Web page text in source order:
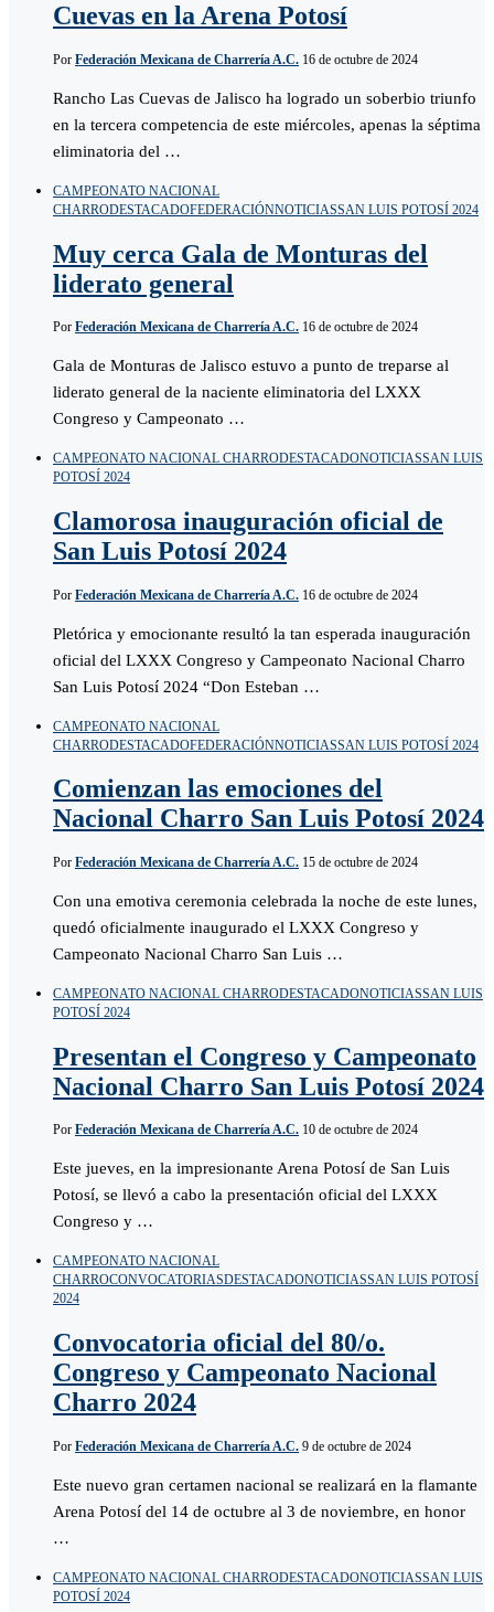
Cuevas en la Arena Potosí
Por Federación Mexicana de Charrería A.C. 16 de octubre de 2024
Rancho Las Cuevas de Jalisco ha logrado un soberbio triunfo
en la tercera competencia de este miércoles, apenas la séptima
eliminatoria del …
CAMPEONATO NACIONAL
CHARRODESTACADOFEDERACIÓNNOTICIASSAN LUIS POTOSÍ 2024
Muy cerca Gala de Monturas del
liderato general
Por Federación Mexicana de Charrería A.C. 16 de octubre de 2024
Gala de Monturas de Jalisco estuvo a punto de treparse al
liderato general de la naciente eliminatoria del LXXX
Congreso y Campeonato …
CAMPEONATO NACIONAL CHARRODESTACADONOTICIASSAN LUIS
POTOSÍ 2024
Clamorosa inauguración oficial de
San Luis Potosí 2024
Por Federación Mexicana de Charrería A.C. 16 de octubre de 2024
Pletórica y emocionante resultó la tan esperada inauguración
oficial del LXXX Congreso y Campeonato Nacional Charro
San Luis Potosí 2024 “Don Esteban …
CAMPEONATO NACIONAL
CHARRODESTACADOFEDERACIÓNNOTICIASSAN LUIS POTOSÍ 2024
Comienzan las emociones del
Nacional Charro San Luis Potosí 2024
Por Federación Mexicana de Charrería A.C. 15 de octubre de 2024
Con una emotiva ceremonia celebrada la noche de este lunes,
quedó oficialmente inaugurado el LXXX Congreso y
Campeonato Nacional Charro San Luis …
CAMPEONATO NACIONAL CHARRODESTACADONOTICIASSAN LUIS
POTOSÍ 2024
Presentan el Congreso y Campeonato
Nacional Charro San Luis Potosí 2024
Por Federación Mexicana de Charrería A.C. 10 de octubre de 2024
Este jueves, en la impresionante Arena Potosí de San Luis
Potosí, se llevó a cabo la presentación oficial del LXXX
Congreso y …
CAMPEONATO NACIONAL
CHARROCONVOCATORIASDESTACADONOTICIASSAN LUIS POTOSÍ
2024
Convocatoria oficial del 80/o.
Congreso y Campeonato Nacional
Charro 2024
Por Federación Mexicana de Charrería A.C. 9 de octubre de 2024
Este nuevo gran certamen nacional se realizará en la flamante
Arena Potosí del 14 de octubre al 3 de noviembre, en honor
…
CAMPEONATO NACIONAL CHARRODESTACADONOTICIASSAN LUIS
POTOSÍ 2024